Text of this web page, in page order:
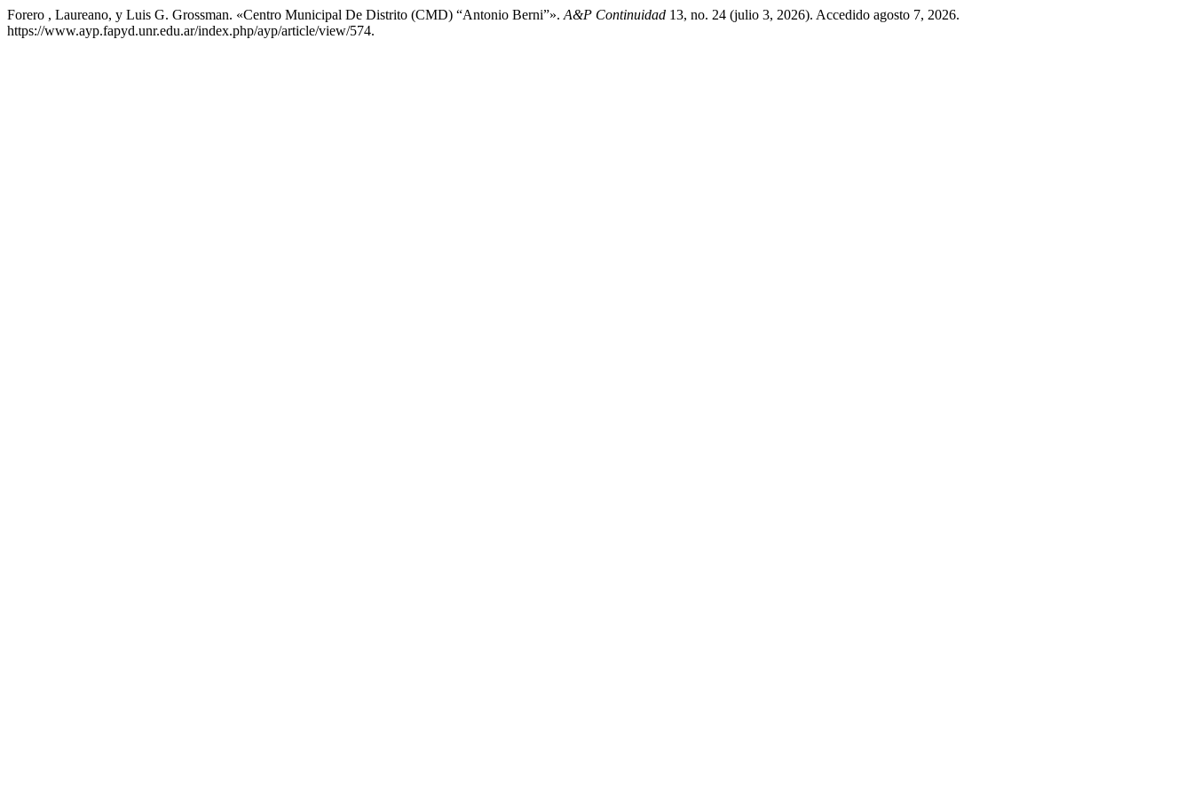
Forero , Laureano, y Luis G. Grossman. «Centro Municipal De Distrito (CMD) “Antonio Berni”». A&P Continuidad 13, no. 24 (julio 3, 2026). Accedido agosto 7, 2026.
https://www.ayp.fapyd.unr.edu.ar/index.php/ayp/article/view/574.